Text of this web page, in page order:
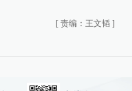
[ 责编：王文韬 ]